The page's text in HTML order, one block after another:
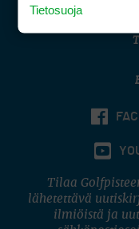
Tilaa
lähetettävä
ilmiöistä ja
Tietosuoja